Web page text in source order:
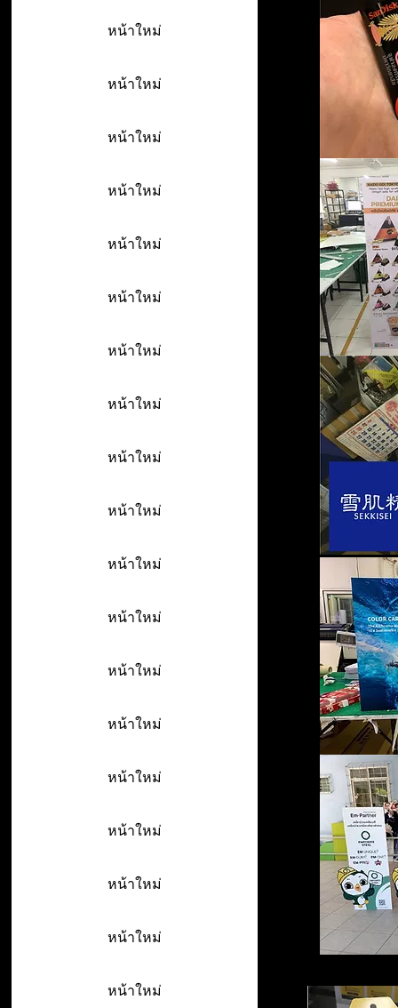
หน้าใหม่
หน้าใหม่
หน้าใหม่
หน้าใหม่
หน้าใหม่
หน้าใหม่
หน้าใหม่
หน้าใหม่
หน้าใหม่
หน้าใหม่
หน้าใหม่
หน้าใหม่
หน้าใหม่
หน้าใหม่
หน้าใหม่
หน้าใหม่
หน้าใหม่
หน้าใหม่
หน้าใหม่